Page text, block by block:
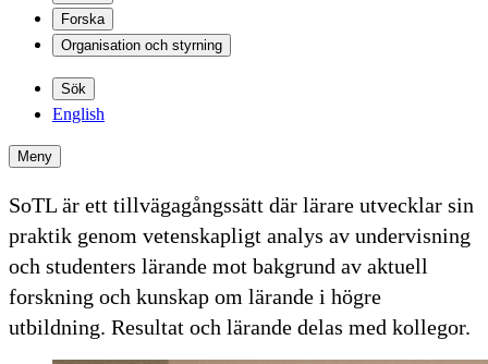
Forska
Organisation och styrning
Sök
English
Meny
SoTL är ett tillvägagångssätt där lärare utvecklar sin
praktik genom vetenskapligt analys av undervisning
och studenters lärande mot bakgrund av aktuell
forskning och kunskap om lärande i högre
utbildning. Resultat och lärande delas med kollegor.